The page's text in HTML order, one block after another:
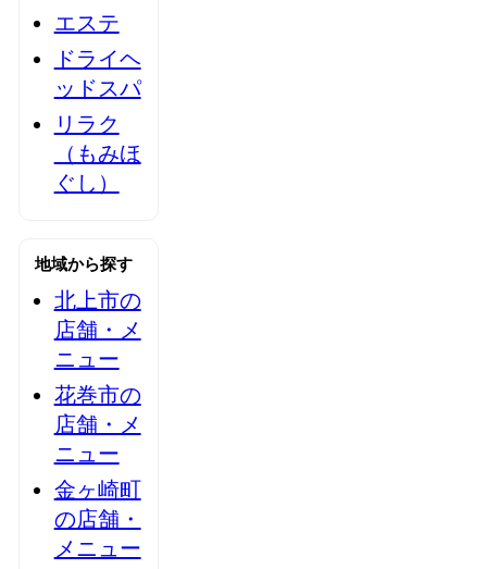
エステ
ドライヘ
ッドスパ
リラク
（もみほ
ぐし）
地域から探す
北上市の
店舗・メ
ニュー
花巻市の
店舗・メ
ニュー
金ヶ崎町
の店舗・
メニュー